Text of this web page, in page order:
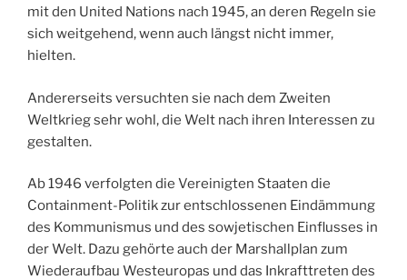
mit den United Nations nach 1945, an deren Regeln sie
sich weitgehend, wenn auch längst nicht immer,
hielten.
Andererseits versuchten sie nach dem Zweiten
Weltkrieg sehr wohl, die Welt nach ihren Interessen zu
gestalten.
Ab 1946 verfolgten die Vereinigten Staaten die
Containment-Politik zur entschlossenen Eindämmung
des Kommunismus und des sowjetischen Einflusses in
der Welt. Dazu gehörte auch der Marshallplan zum
Wiederaufbau Westeuropas und das Inkrafttreten des